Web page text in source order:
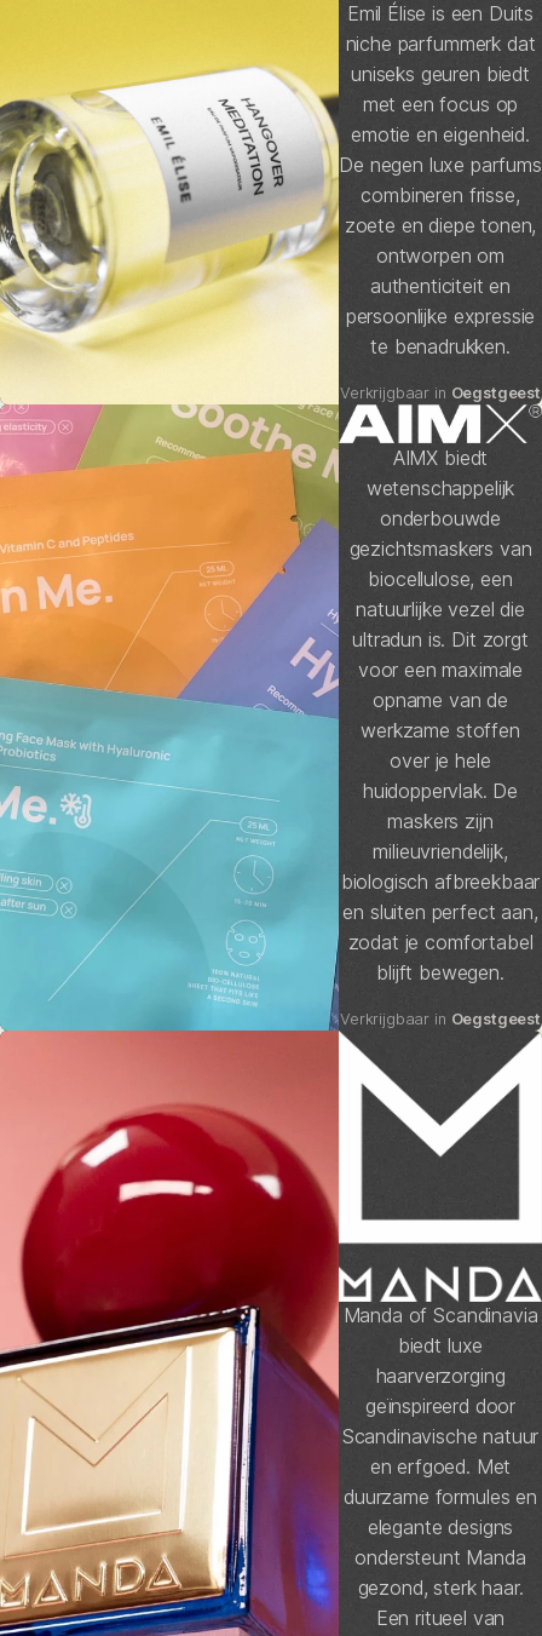
Emil Élise is een Duits
niche parfummerk dat
uniseks geuren biedt
met een focus op
emotie en eigenheid.
De negen luxe parfums
combineren frisse,
zoete en diepe tonen,
ontworpen om
authenticiteit en
persoonlijke expressie
te benadrukken.
Verkrijgbaar in Oegstgeest
AIMX biedt
wetenschappelijk
onderbouwde
gezichtsmaskers van
biocellulose, een
natuurlijke vezel die
ultradun is. Dit zorgt
voor een maximale
opname van de
werkzame stoffen
over je hele
huidoppervlak. De
maskers zijn
milieuvriendelijk,
biologisch afbreekbaar
en sluiten perfect aan,
zodat je comfortabel
blijft bewegen.
Verkrijgbaar in Oegstgeest
Manda of Scandinavia
biedt luxe
haarverzorging
geïnspireerd door
Scandinavische natuur
en erfgoed. Met
duurzame formules en
elegante designs
ondersteunt Manda
gezond, sterk haar.
Een ritueel van